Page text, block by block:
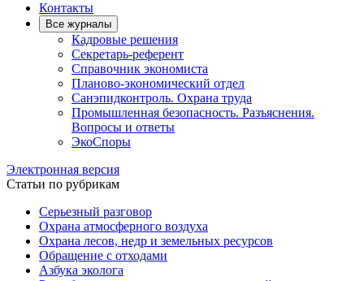
Контакты
Все журналы
Кадровые решения
Секретарь-референт
Справочник экономиста
Планово-экономический отдел
Санэпидконтроль. Охрана труда
Промышленная безопасность. Разъяснения.
Вопросы и ответы
ЭкоСпоры
Электронная версия
Статьи по рубрикам
Серьезный разговор
Охрана атмосферного воздуха
Охрана лесов, недр и земельных ресурсов
Обращение с отходами
Азбука эколога